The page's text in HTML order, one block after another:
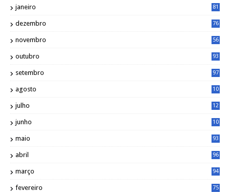
janeiro 81
dezembro 76
novembro 56
outubro 93
setembro 97
agosto
10
julho
12
junho
10
maio 93
abril 96
março 94
fevereiro 75